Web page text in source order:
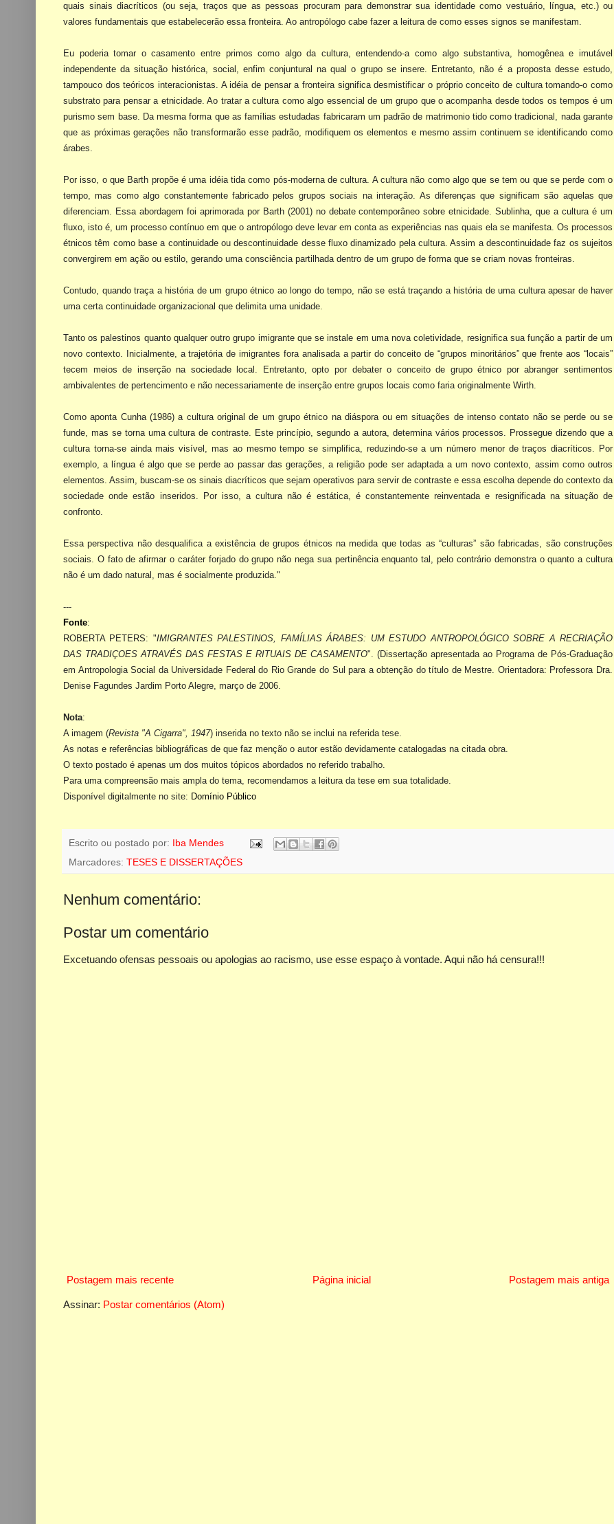
quais sinais diacríticos (ou seja, traços que as pessoas procuram para demonstrar sua identidade como vestuário, língua, etc.) ou
valores fundamentais que estabelecerão essa fronteira. Ao antropólogo cabe fazer a leitura de como esses signos se manifestam.
Eu poderia tomar o casamento entre primos como algo da cultura, entendendo-a como algo substantiva, homogênea e imutável
independente da situação histórica, social, enfim conjuntural na qual o grupo se insere. Entretanto, não é a proposta desse estudo,
tampouco dosteóricos interacionistas. A idéia de pensar a fronteira significa desmistificar o próprio conceito de cultura tomando-o como
substrato para pensar a etnicidade. Ao tratar a cultura como algo essencial de um grupo que o acompanha desde todos os tempos é um
purismo sem base. Da mesma forma que as famílias estudadas fabricaram um padrão de matrimonio tido como tradicional, nada garante
que as próximas gerações não transformarão esse padrão, modifiquemos elementos e mesmo assim continuem se identificando como
árabes.
Por isso, o que Barth propõe é uma idéia tida como pós-moderna de cultura. A cultura não como algo que se tem ou que se perde com o
tempo, mas como algo constantemente fabricado pelos grupos sociais na interação. As diferenças que significam são aquelas que
diferenciam. Essa abordagem foi aprimorada por Barth (2001) no debate contemporâneo sobre etnicidade. Sublinha,que a cultura é um
fluxo, isto é, um processo contínuo em que o antropólogo deve levar em conta as experiências nas quais ela se manifesta. Os processos
étnicos têm como base a continuidade ou descontinuidade desse fluxo dinamizado pela cultura. Assim a descontinuidade faz os sujeitos
convergirem em ação ou estilo, gerando uma consciência partilhada dentro de um grupo de forma que se criam novas fronteiras.
Contudo, quando traça a história de um grupo étnico ao longo do tempo, não se está traçando a história de uma cultura apesar de haver
uma certa continuidade organizacional que delimita uma unidade.
Tanto os palestinos quanto qualquer outro grupo imigrante que se instale em uma nova coletividade, resignifica sua função a partir de um
novo contexto. Inicialmente, a trajetória de imigrantes fora analisada a partir do conceito de “grupos minoritários” que frente aos “locais”
tecem meios de inserção na sociedade local. Entretanto, opto por debater o conceito de grupoétnico por abranger sentimentos
ambivalentes de pertencimento e não necessariamente de inserção entre grupos locais como faria originalmente Wirth.
Como aponta Cunha (1986) a cultura original de um grupo étnico na diáspora ou emsituações de intenso contato não se perde ou se
funde, mas se torna uma cultura de contraste. Este princípio, segundo a autora, determina vários processos. Prossegue dizendo que a
cultura torna-se ainda mais visível, mas ao mesmo tempo se simplifica, reduzindo-se a um número menor detraços diacríticos. Por
exemplo, a língua é algo que se perde ao passar das gerações, a religiãopode ser adaptada a um novo contexto, assim como outros
elementos. Assim, buscam-se os sinais diacríticos que sejam operativos para servir de contraste e essa escolha depende do contexto da
sociedade onde estão inseridos. Por isso, a cultura não é estática, é constantemente reinventada e resignificada na situação de
confronto.
Essa perspectiva não desqualifica a existência de grupos étnicos na medida que todas as“culturas” são fabricadas, são construções
sociais. O fato de afirmar o caráter forjado do gruponão nega sua pertinência enquanto tal, pelo contrário demonstra o quanto a cultura
não é um dado natural, mas é socialmente produzida."
---
Fonte:
ROBERTA PETERS: "IMIGRANTES PALESTINOS, FAMÍLIAS ÁRABES: UM ESTUDO ANTROPOLÓGICO SOBRE A RECRIAÇÃO
DAS TRADIÇOES ATRAVÉS DAS FESTAS E RITUAIS DE CASAMENTO". (Dissertação apresentada ao Programa de Pós-Graduação
em Antropologia Social da Universidade Federal do Rio Grande do Sul para a obtenção do título de Mestre. Orientadora: Professora Dra.
Denise Fagundes Jardim Porto Alegre, março de 2006.
Nota:
A imagem (Revista "A Cigarra", 1947) inserida no texto não se inclui na referida tese.
As notas e referências bibliográficas de que faz menção o autor estão devidamente catalogadas na citada obra.
O texto postado é apenas um dos muitos tópicos abordados no referido trabalho.
Para uma compreensão mais ampla do tema, recomendamos a leitura da tese em sua totalidade.
Disponível digitalmente no site: Domínio Público
Escrito ou postado por: Iba Mendes
Marcadores: TESES E DISSERTAÇÕES
Nenhum comentário:
Postar um comentário
Excetuando ofensas pessoais ou apologias ao racismo, use esse espaço à vontade. Aqui não há censura!!!
Postagem mais recente Postagem mais antiga
Página inicial
Assinar: Postar comentários (Atom)